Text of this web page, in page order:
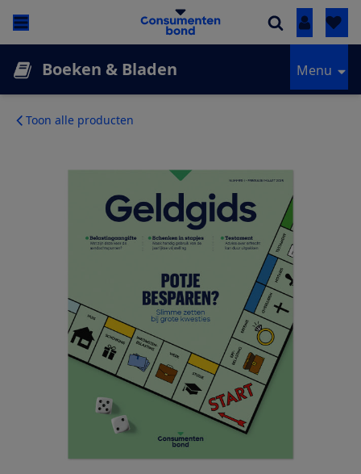
Inloggen
Boeken & Bladen Menu
Toon alle producten